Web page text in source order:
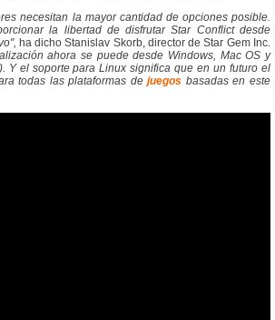
necesitan la mayor cantidad de opciones posible.
la libertad de disfrutar Star Conflict desde
ha dicho Stanislav Skorb, director de Star Gem Inc.
ahora se puede desde Windows, Mac OS y
Y el soporte para Linux significa que en un futuro el
todas las plataformas dejuegos basadas en este